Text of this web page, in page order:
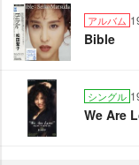
アルバム
Bible
シングル
We Are